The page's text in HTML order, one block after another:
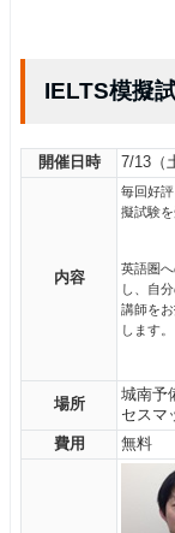
IELTS模擬
開催日時 7/13（
内容
毎回好
擬試験
英語圏
し、自
講師を
します
場所
城南予
セスマ
費用
無料